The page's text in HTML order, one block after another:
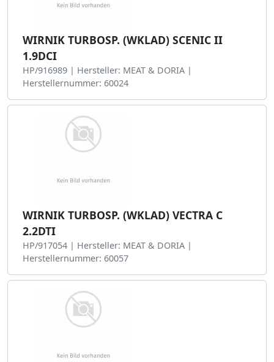
WIRNIK TURBOSP. (WKLAD) SCENIC II
1.9DCI
HP/916989 | Hersteller: MEAT & DORIA |
Herstellernummer: 60024
WIRNIK TURBOSP. (WKLAD) VECTRA C
2.2DTI
HP/917054 | Hersteller: MEAT & DORIA |
Herstellernummer: 60057